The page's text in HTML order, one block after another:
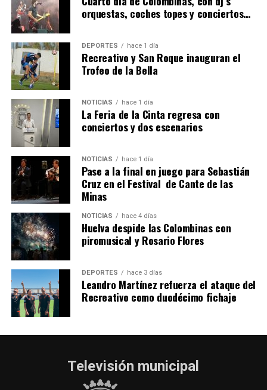
QUINTA CORRIDA DE LAS FIESTAS COLOMBINAS
2026
hace 5 días· Huelvatv
orquestas, coches topes y conciertos…
DEPORTES hace 1 día
Recreativo y San Roque inauguran el
Trofeo de la Bella
NOTICIAS hace 1 día
La Feria de la Cinta regresa con
conciertos y dos escenarios
NOTICIAS hace 1 día
Pase a la final en juego para Sebastián
Cruz en el Festival de Cante de las
Minas
NOTICIAS hace 4 días
Huelva despide las Colombinas con
piromusical y Rosario Flores
DEPORTES hace 3 días
Leandro Martínez refuerza el ataque del
Recreativo como duodécimo fichaje
Televisión municipal